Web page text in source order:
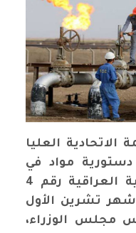
العليا
دستورية مواد في
العراقية رقم 4
من شهر تشرين الأول
مجلس الوزراء،